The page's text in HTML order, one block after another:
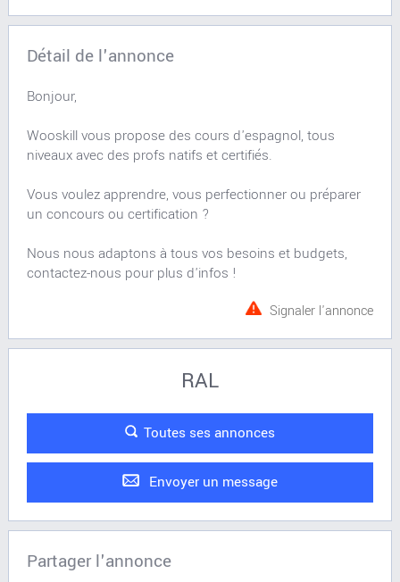
Détail de l'annonce
Bonjour,
Wooskill vous propose des cours d'espagnol, tous
niveaux avec des profs natifs et certifiés.
Vous voulez apprendre, vous perfectionner ou préparer
un concours ou certification ?
Nous nous adaptons à tous vos besoins et budgets,
contactez-nous pour plus d'infos !
Signaler l'annonce
RAL
Toutes ses annonces
Envoyer un message
Partager l'annonce